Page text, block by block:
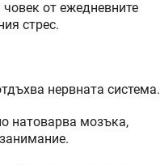
от ежедневните
стрес.
нервната система.
натоварва мозъка,